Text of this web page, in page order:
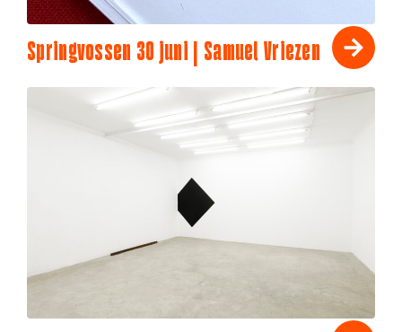
Springvossen 30 juni | Samuel Vriezen